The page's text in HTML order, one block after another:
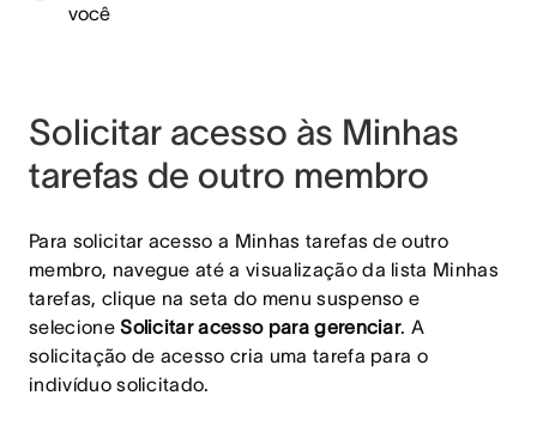
você
Solicitar acesso às Minhas
tarefas de outro membro
Para solicitar acesso a Minhas tarefas de outro
membro, navegue até a visualização da lista Minhas
tarefas, clique na seta do menu suspenso e
selecioneSolicitar acesso para gerenciar. A
solicitação de acesso cria uma tarefa para o
indivíduo solicitado.